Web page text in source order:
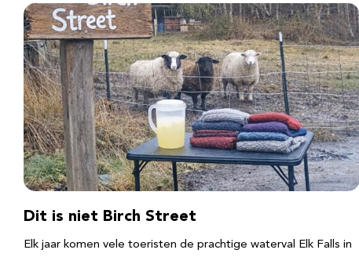
Dit is niet Birch Street
Elk jaar komen vele toeristen de prachtige waterval Elk Falls in